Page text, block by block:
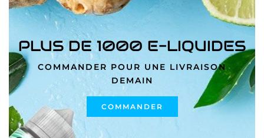
PLUS DE 1000 E-LIQUIDES
COMMANDER POUR UNE LIVRAISON
DEMAIN
COMMANDER